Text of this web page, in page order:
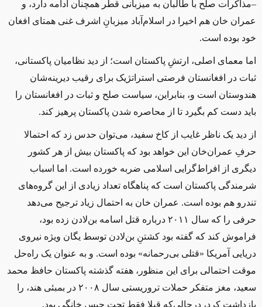
–مذاکرات صلح با طالبان به میزبانی قطر همچنان ادامه دارد، و
عمران ‌خان هم اخیرا در اسلام‌آباد میزبانِ اشرف غنی همتای افغان
خود بوده است.
اما معمای اصلی، ارتشِ پاکستان است؛ از دید نظامیان پاکستانی،
ثبات در افغانستان فرصتی استراتژیک برای رقیب دیرینه‌شان
هندوستان است و، بنابراین، سیاست صلح و ثبات در افغانستان را
باید دست کم بگیرد تا از محاصره شدن پاکستان پرهیز کند.
از دید یک ناظر غایب از کاخ سفید، می‌توان حدس زد که احتمالا
حرفِ عمران‌خان این خواهد بود که پاکستان بیش از هر کشور
دیگری از افراط‌گرایی اسلامی ضربه خورده است. اما اسباب
شرمندگی پاکستان است که پناهگاه تعداد زیادی از این گروه‌های
تندرو هم بوده است. عمران ‌خان به احتمال زیاد ترجیح می‌دهد
حرفی را که سال ۲۰۱۱ درباره قتل اسامه بن‌لادن زده بود،
فراموش کند که گفته بود کشتنِ بن‌لادن توسط یگان ویژه نیروی
دریایی آمریکا «قتلی بی‌رحمانه» بوده است. و به عنوان یک راه‌حل
موقت احتمالی برای این منظور، هفته گذشته پاکستان حافظ محمد
سعید، مغز متفکر حملات تروریستی سال ۲۰۰۸ در بمبئی هند، را
بازداشت کرد، درحالی‌که قبلا فقط تحت حبس خانگی بود.